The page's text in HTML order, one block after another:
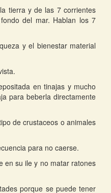
tierra y de las 7 corrientes
del mar. Hablan los 7
y el bienestar material
en tinajas y mucho
para beberla directamente
de crustaceos o animales
para no caerse.
en su ile y no matar ratones
porque se puede tener